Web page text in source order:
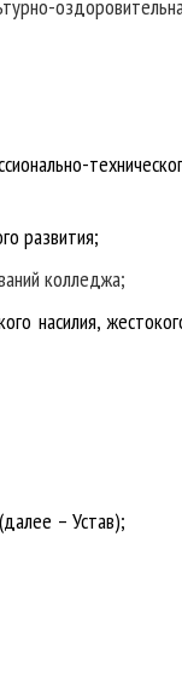
развития;
колледжа;
насилия,
– Устав);